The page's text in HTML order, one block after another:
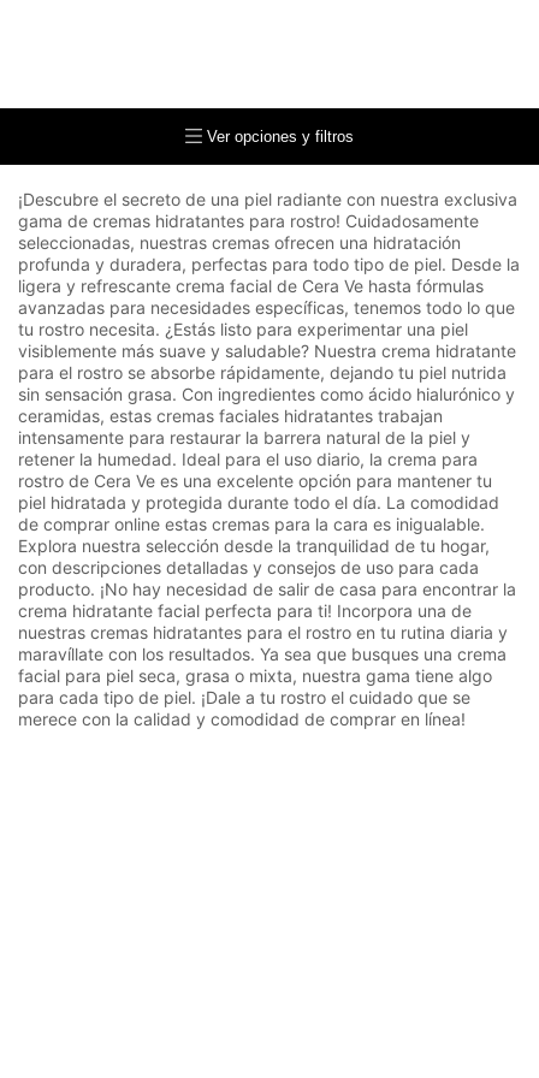
Ver opciones y filtros
¡Descubre el secreto de una piel radiante con nuestra exclusiva
gama de cremas hidratantes para rostro! Cuidadosamente
seleccionadas, nuestras cremas ofrecen una hidratación
profunda y duradera, perfectas para todo tipo de piel. Desde la
ligera y refrescante crema facial de Cera Ve hasta fórmulas
avanzadas para necesidades específicas, tenemos todo lo que
tu rostro necesita. ¿Estás listo para experimentar una piel
visiblemente más suave y saludable? Nuestra crema hidratante
para el rostro se absorbe rápidamente, dejando tu piel nutrida
sin sensación grasa. Con ingredientes como ácido hialurónico y
ceramidas, estas cremas faciales hidratantes trabajan
intensamente para restaurar la barrera natural de la piel y
retener la humedad. Ideal para el uso diario, la crema para
rostro de Cera Ve es una excelente opción para mantener tu
piel hidratada y protegida durante todo el día. La comodidad
de comprar online estas cremas para la cara es inigualable.
Explora nuestra selección desde la tranquilidad de tu hogar,
con descripciones detalladas y consejos de uso para cada
producto. ¡No hay necesidad de salir de casa para encontrar la
crema hidratante facial perfecta para ti! Incorpora una de
nuestras cremas hidratantes para el rostro en tu rutina diaria y
maravíllate con los resultados. Ya sea que busques una crema
facial para piel seca, grasa o mixta, nuestra gama tiene algo
para cada tipo de piel. ¡Dale a tu rostro el cuidado que se
merece con la calidad y comodidad de comprar en línea!